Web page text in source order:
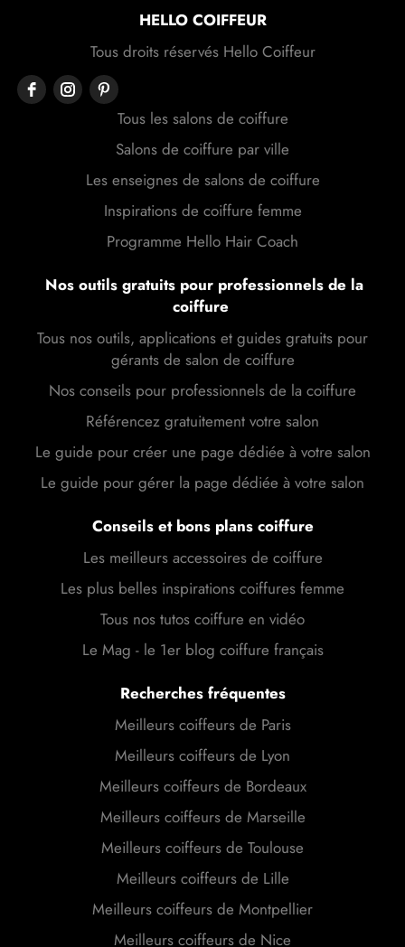
HELLO COIFFEUR
Tous droits réservés Hello Coiffeur
Tous les salons de coiffure
Salons de coiffure par ville
Les enseignes de salons de coiffure
Inspirations de coiffure femme
Programme Hello Hair Coach
Nos outils gratuits pour professionnels de la
coiffure
Tous nos outils, applications et guides gratuits pour
gérants de salon de coiffure
Nos conseils pour professionnels de la coiffure
Référencez gratuitement votre salon
Le guide pour créer une page dédiée à votre salon
Le guide pour gérer la page dédiée à votre salon
Conseils et bons plans coiffure
Les meilleurs accessoires de coiffure
Les plus belles inspirations coiffures femme
Tous nos tutos coiffure en vidéo
Le Mag - le 1er blog coiffure français
Recherches fréquentes
Meilleurs coiffeurs de Paris
Meilleurs coiffeurs de Lyon
Meilleurs coiffeurs de Bordeaux
Meilleurs coiffeurs de Marseille
Meilleurs coiffeurs de Toulouse
Meilleurs coiffeurs de Lille
Meilleurs coiffeurs de Montpellier
Meilleurs coiffeurs de Nice